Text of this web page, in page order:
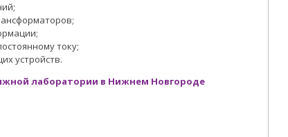
току;
устройств.
лаборатории в Нижнем Новгороде